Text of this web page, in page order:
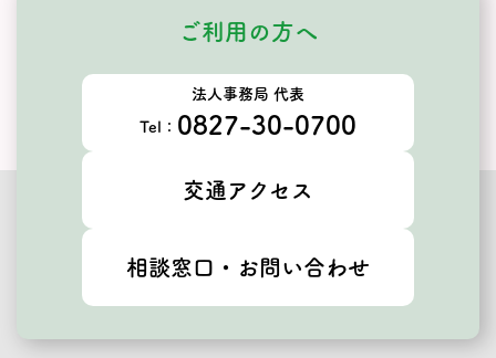
ご利用の方へ
法人事務局 代表
Tel： 0827-30-0700
交通アクセス
相談窓口・お問い合わせ